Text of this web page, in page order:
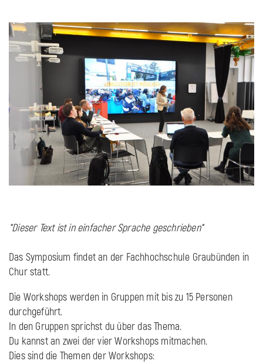
*Dieser Text ist in einfacher Sprache geschrieben*
Das Symposium findet an der Fachhochschule Graubünden in
Chur statt.
Die Workshops werden in Gruppen mit bis zu 15 Personen
durchgeführt.
In den Gruppen sprichst du über das Thema.
Du kannst an zwei der vier Workshops mitmachen.
Dies sind die Themen der Workshops: